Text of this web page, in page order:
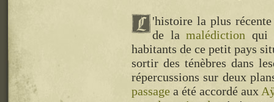
'histoire la plus
de lamalédiction qui
habitants de ce petit pays
sortir des ténèbres dans
répercussions sur deux
passage a été accordé aux